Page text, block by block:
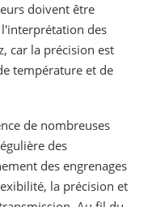
doivent être
des
car la précision est
température et de
de nombreuses
des
des engrenages
la précision et